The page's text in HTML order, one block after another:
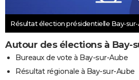
Résultat élection présidentielle Bay-
Autour des élections à Bay-
Bureaux de vote à Bay-sur-Aube
Résultat régionale à Bay-sur-Aube